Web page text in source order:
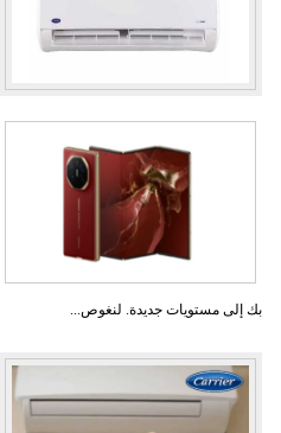
بك إلى مستويات جديدة. لنغوص...